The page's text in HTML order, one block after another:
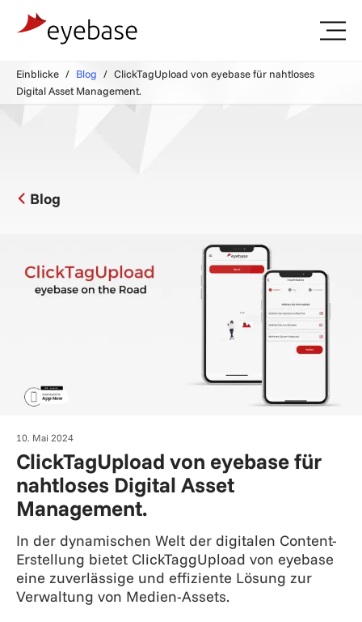
Einblicke Blog
ClickTagUpload von eyebase für nahtloses
Digital Asset Management.
Blog
10. Mai 2024
ClickTagUpload von eyebase für
nahtloses Digital Asset
Management.
In der dynamischen Welt der digitalen Content-
Erstellung bietet ClickTaggUpload von eyebase
eine zuverlässige und effiziente Lösung zur
Verwaltung von Medien-Assets.